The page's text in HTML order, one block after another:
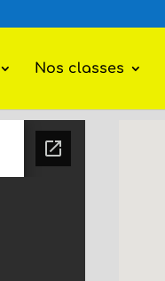
Nos classes